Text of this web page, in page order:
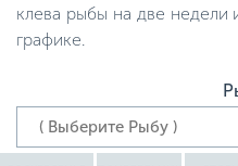
клева рыбы на две недели
графике.